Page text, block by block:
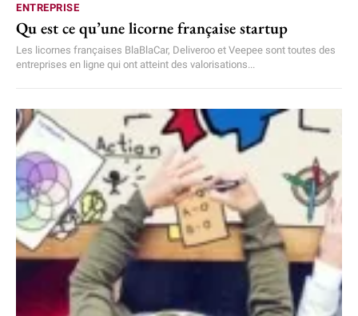
ENTREPRISE
Qu est ce qu’une licorne française startup
Les licornes françaises BlaBlaCar, Deliveroo et Veepee sont toutes des
entreprises en ligne qui ont atteint des valorisations...